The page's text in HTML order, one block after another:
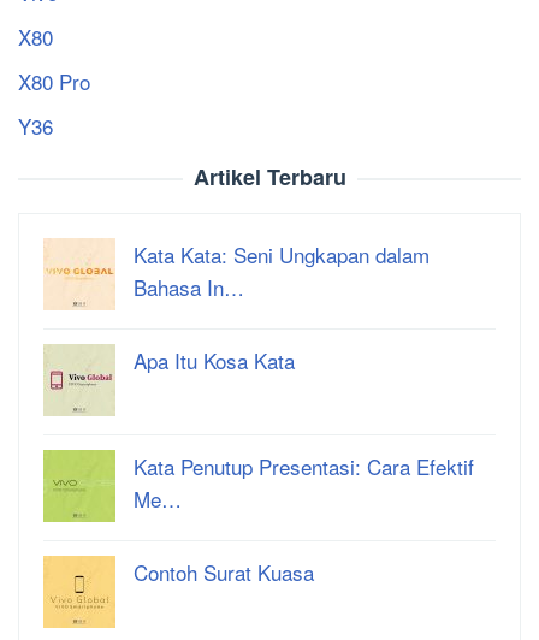
X80
X80 Pro
Y36
Artikel Terbaru
Kata Kata: Seni Ungkapan dalam
Bahasa In…
Apa Itu Kosa Kata
Kata Penutup Presentasi: Cara Efektif
Me…
Contoh Surat Kuasa